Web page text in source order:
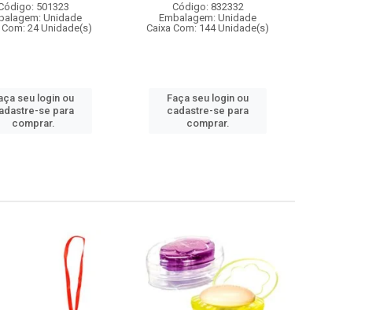
501323
Unidade
Com: 24 Unidade(s)
seu login ou
se para
comprar.
Código: 832332
Embalagem: Unidade
Caixa Com: 144 Unidade(s)
Faça seu login ou
cadastre-se para
comprar.